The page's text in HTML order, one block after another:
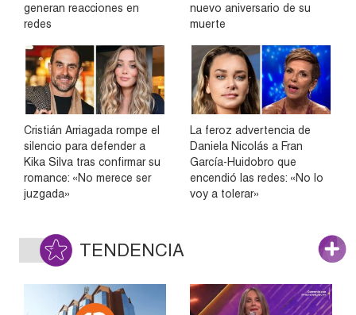
generan reacciones en
redes
nuevo aniversario de su
muerte
Cristián Arriagada rompe el
silencio para defender a
Kika Silva tras confirmar su
romance: «No merece ser
juzgada»
La feroz advertencia de
Daniela Nicolás a Fran
García-Huidobro que
encendió las redes: «No lo
voy a tolerar»
TENDENCIA